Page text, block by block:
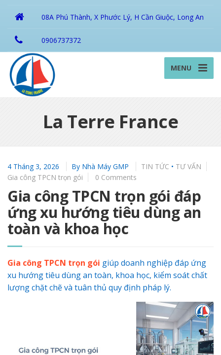
08A Phú Thành, X Phước Lý, H Cần Giuộc, Long An
0906737372
MENU
La Terre France
4 Tháng 3, 2026 By Nhà Máy GMP TIN TỨC • TƯ VẤN
Gia công TPCN trọn gói
0 Comments
Gia công TPCN trọn gói đáp
ứng xu hướng tiêu dùng an
toàn và khoa học
Gia công TPCN trọn gói giúp doanh nghiệp đáp ứng
xu hướng tiêu dùng an toàn, khoa học, kiểm soát chất
lượng chặt chẽ và tuân thủ quy định pháp lý.